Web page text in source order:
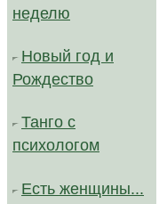
неделю
Новый год и
Рождество
Танго с
психологом
Есть женщины...